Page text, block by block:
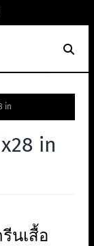
in
in
นเสื้อ